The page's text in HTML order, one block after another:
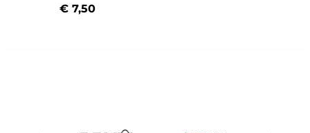
€ 7,50